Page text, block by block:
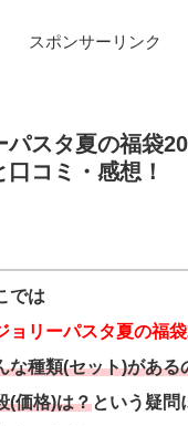
スポンサーリンク
パスタ夏の福袋
口コミ・感想！
では
ョリーパスタ夏の福
な種類(セット)がある
(価格)は？という 疑問